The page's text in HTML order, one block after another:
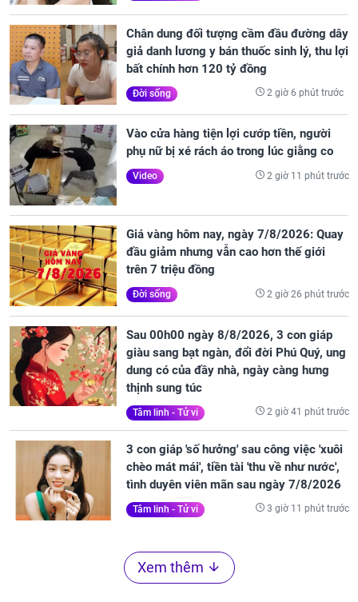
Chân dung đối tượng cầm đầu đường dây
giả danh lương y bán thuốc sinh lý, thu lợi
bất chính hơn 120 tỷ đồng
Đời sống 2 giờ 6 phút trước
Vào cửa hàng tiện lợi cướp tiền, người
phụ nữ bị xé rách áo trong lúc giằng co
Video 2 giờ 11 phút trước
Giá vàng hôm nay, ngày 7/8/2026: Quay
đầu giảm nhưng vẫn cao hơn thế giới
trên 7 triệu đồng
Đời sống 2 giờ 26 phút trước
Sau 00h00 ngày 8/8/2026, 3 con giáp
giàu sang bạt ngàn, đổi đời Phú Quý, ung
dung có của đầy nhà, ngày càng hưng
thịnh sung túc
Tâm linh - Tử vi 2 giờ 41 phút trước
3 con giáp 'số hưởng' sau công việc 'xuôi
chèo mát mái', tiền tài 'thu về như nước',
tình duyên viên mãn sau ngày 7/8/2026
Tâm linh - Tử vi 3 giờ 11 phút trước
Xem thêm